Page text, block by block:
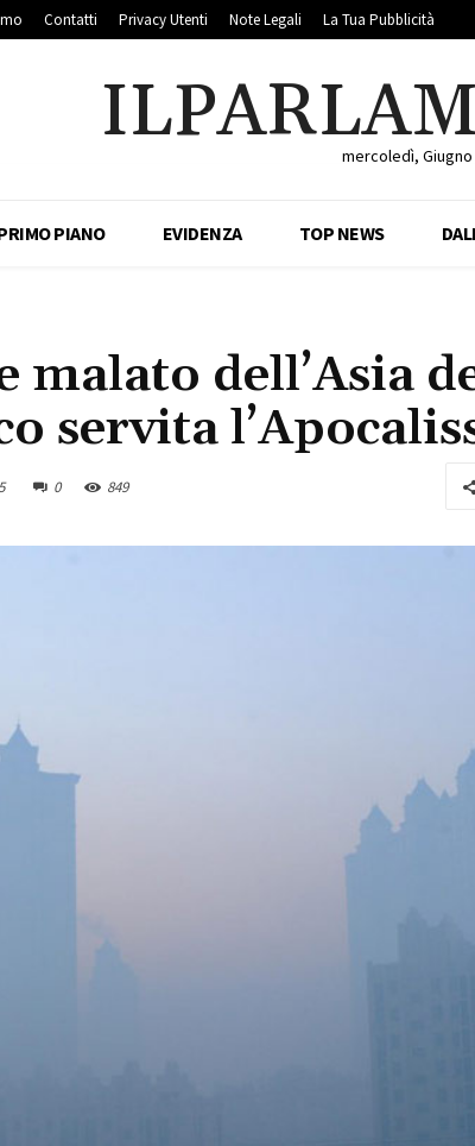
Contatti Privacy Utenti Note Legali La Tua Pubblicità
mercoledì, Giugno
PIANO EVIDENZA TOP NEWS
malato dell’Asia
servita
0 849